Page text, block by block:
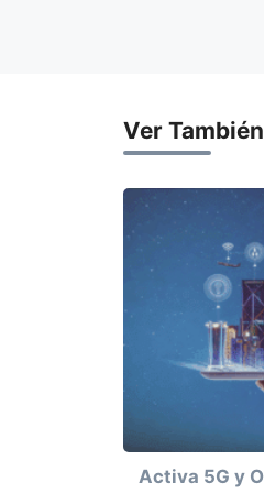
Ver También
Activa 5G y